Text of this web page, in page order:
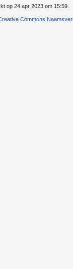
op 24 apr 2023 om 15:59.
Commons